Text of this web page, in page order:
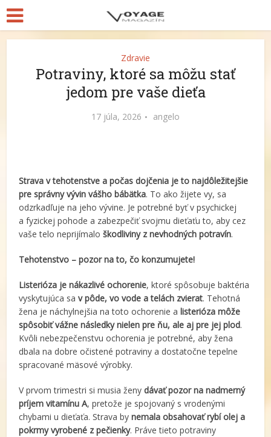
Zdravie
Potraviny, ktoré sa môžu stať
jedom pre vaše dieťa
17 júla, 2026 angelo
Strava v tehotenstve a počas dojčenia je to najdôležitejšie
pre správny vývin vášho bábätka. To ako žijete vy, sa
odzrkadľuje na jeho vývine. Je potrebné byť v psychickej
a fyzickej pohode a zabezpečiť svojmu dieťaťu to, aby cez
vaše telo neprijímaloškodliviny z nevhodných potravín.
Tehotenstvo – pozor na to, čo konzumujete!
Listerióza je nákazlivé ochorenie, ktoré spôsobuje baktéria
vyskytujúca sa v pôde, vo vode a telách zvierat. Tehotná
žena je náchylnejšia na toto ochorenie alisterióza môže
spôsobiť vážne následky nielen pre ňu, ale aj pre jej plod.
Kvôli nebezpečenstvu ochorenia je potrebné, aby žena
dbala na dobre očistené potraviny a dostatočne tepelne
spracované mäsové výrobky.
V prvom trimestri si musia ženydávať pozor na nadmerný
príjem vitamínu A, pretože je spojovaný s vrodenými
chybami u dieťaťa. Strava bynemala obsahovať rybí olej a
pokrmy vyrobené z pečienky. Práve tieto potraviny